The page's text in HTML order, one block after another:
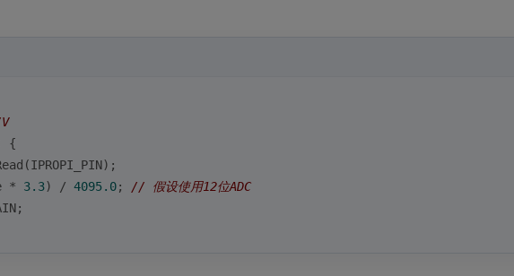
{
* 3.3) / 4095.0; // 假设使用12位ADC